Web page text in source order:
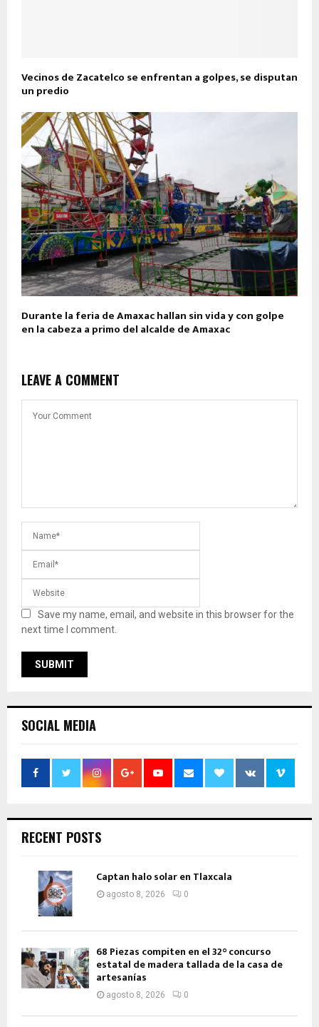
Vecinos de Zacatelco se enfrentan a golpes, se disputan
un predio
Durante la feria de Amaxac hallan sin vida y con golpe
en la cabeza a primo del alcalde de Amaxac
LEAVE A COMMENT
Save my name, email, and website in this browser for the
next time I comment.
SOCIAL MEDIA
RECENT POSTS
Captan halo solar en Tlaxcala
agosto 8, 2026 0
68 Piezas compiten en el 32° concurso
estatal de madera tallada de la casa de
artesanías
agosto 8, 2026 0